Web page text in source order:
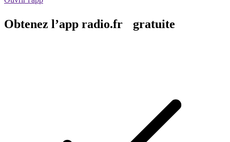
Obtenez l’app radio.fr gratuite